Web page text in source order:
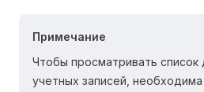
Примечание
Чтобы просматривать список
учетных записей, необходима